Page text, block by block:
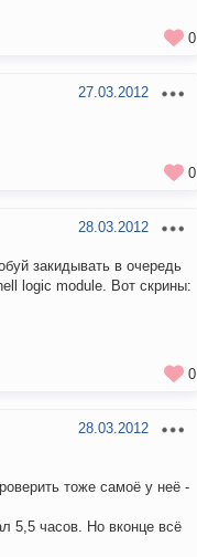
0
27.03.2012
0
28.03.2012
закидывать в очередь
logic module. Вот скрины:
0
28.03.2012
тоже самоё у неё -
5,5 часов. Но вконце всё